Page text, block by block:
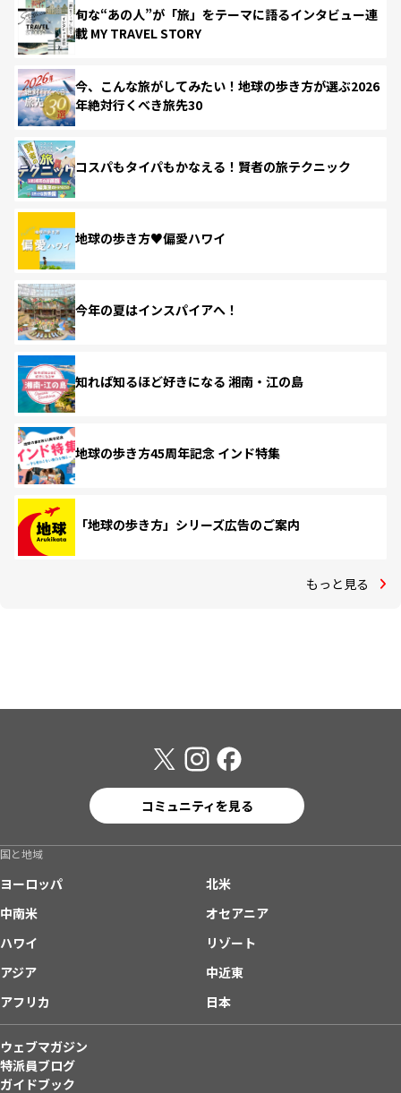
旬な“あの人”が「旅」をテーマに語るインタビュー連
載 MY TRAVEL STORY
今、こんな旅がしてみたい！地球の歩き方が選ぶ2026
年絶対行くべき旅先30
コスパもタイパもかなえる！賢者の旅テクニック
地球の歩き方♥偏愛ハワイ
今年の夏はインスパイアへ！
知れば知るほど好きになる 湘南・江の島
地球の歩き方45周年記念 インド特集
「地球の歩き方」シリーズ広告のご案内
もっと見る
コミュニティを見る
国と地域
ヨーロッパ
北米
中南米
オセアニア
ハワイ
リゾート
アジア
中近東
アフリカ
日本
ウェブマガジン
特派員ブログ
ガイドブック